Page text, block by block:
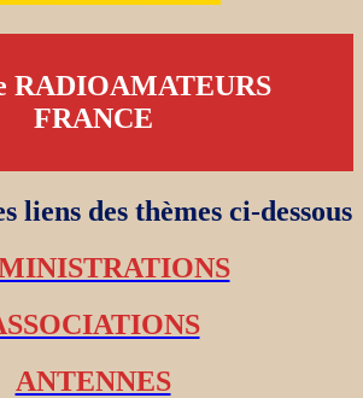
RADIOAMATEURS
FRANCE
liens des thèmes ci-dessous
ANTENNES